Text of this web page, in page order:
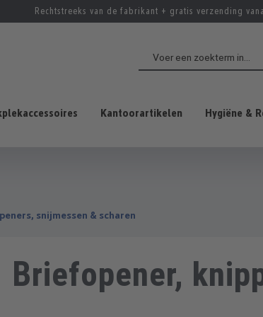
Rechtstreeks van de fabrikant + gratis verzending
Kantoorartikelen Hygiëne &
snijmessen & scharen
Briefopener,